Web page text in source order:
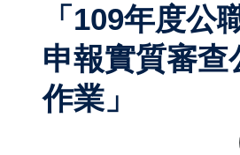
「109年度公
申報實質審查
作業」